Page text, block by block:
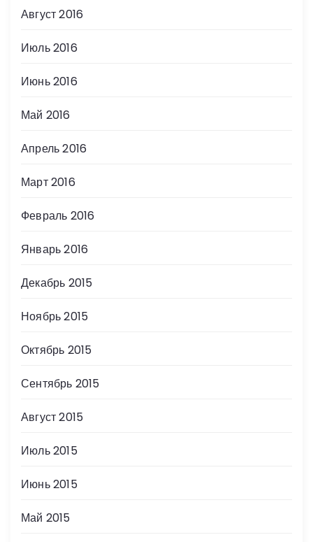
Август 2016
Июль 2016
Июнь 2016
Май 2016
Апрель 2016
Март 2016
Февраль 2016
Январь 2016
Декабрь 2015
Ноябрь 2015
Октябрь 2015
Сентябрь 2015
Август 2015
Июль 2015
Июнь 2015
Май 2015